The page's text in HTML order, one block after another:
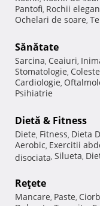
Pantofi, Rochii
Ochelari de soare,
Sănătate
Sarcina, Ceaiuri,
Stomatologie,
Cardiologie,
Psihiatrie
Dietă & Fitness
Diete, Fitness, Dieta
Aerobic, Exercitii
disociata, Silueta,
Reţete
Mancare, Paste,